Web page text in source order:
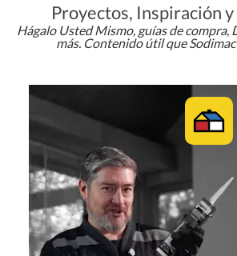
Proyectos, Inspiración y
Hágalo Usted Mismo, guías de compra,
más. Contenido útil que